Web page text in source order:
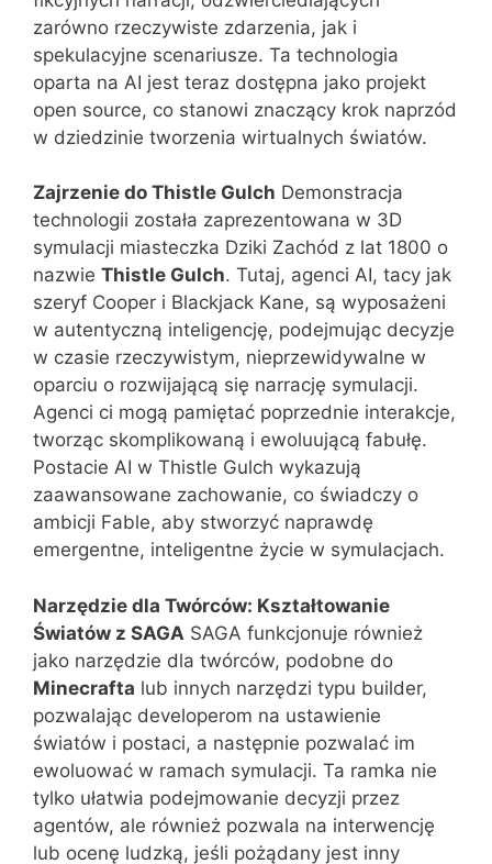
zarówno rzeczywiste zdarzenia, jak i
spekulacyjne scenariusze. Ta technologia
oparta na AI jest teraz dostępna jako projekt
open source, co stanowi znaczący krok naprzód
w dziedzinie tworzenia wirtualnych światów​​.
Zajrzenie do Thistle Gulch Demonstracja
technologii została zaprezentowana w 3D
symulacji miasteczka Dziki Zachód z lat 1800 o
nazwie Thistle Gulch. Tutaj, agenci AI, tacy jak
szeryf Cooper i Blackjack Kane, są wyposażeni
w autentyczną inteligencję, podejmując decyzje
w czasie rzeczywistym, nieprzewidywalne w
oparciu o rozwijającą się narrację symulacji.
Agenci ci mogą pamiętać poprzednie interakcje,
tworząc skomplikowaną i ewoluującą fabułę.
Postacie AI w Thistle Gulch wykazują
zaawansowane zachowanie, co świadczy o
ambicji Fable, aby stworzyć naprawdę
emergentne, inteligentne życie w symulacjach​​.
Narzędzie dla Twórców: Kształtowanie
Światów z SAGA SAGA funkcjonuje również
jako narzędzie dla twórców, podobne do
Minecrafta lub innych narzędzi typu builder,
pozwalając developerom na ustawienie
światów i postaci, a następnie pozwalać im
ewoluować w ramach symulacji. Ta ramka nie
tylko ułatwia podejmowanie decyzji przez
agentów, ale również pozwala na interwencję
lub ocenę ludzką, jeśli pożądany jest inny